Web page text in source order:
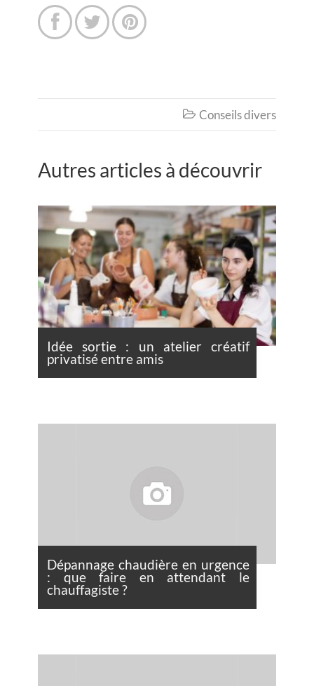
  
 Conseils divers
Autres articles à découvrir
Idée sortie : un atelier créatif
privatisé entre amis
Dépannage chaudière en urgence
: que faire en attendant le
chauffagiste ?